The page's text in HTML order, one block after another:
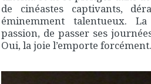
de cinéastes captivants,
éminemment talentueux.
passion, de passer ses
Oui, la joie l’emporte forcément.